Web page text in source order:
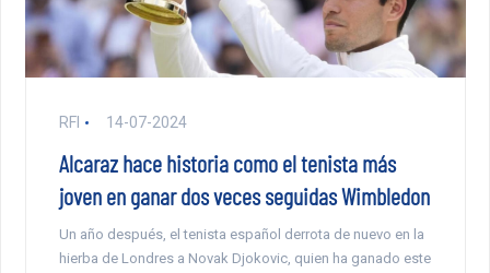
RFI 14-07-2024
Alcaraz hace historia como el tenista más
joven en ganar dos veces seguidas Wimbledon
Un año después, el tenista español derrota de nuevo en la
hierba de Londres a Novak Djokovic, quien ha ganado este